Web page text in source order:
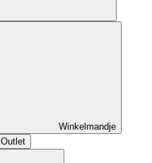
Winkelmandje
Outlet